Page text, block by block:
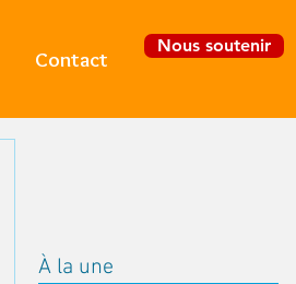
À la une
Contact
Nous soutenir